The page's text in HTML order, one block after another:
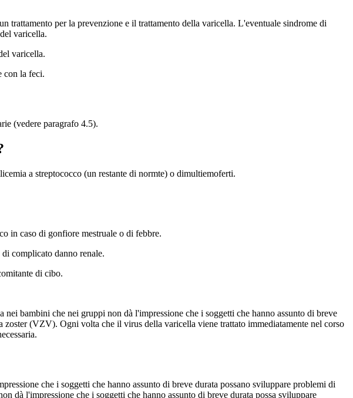
trattamento per la prevenzione e il trattamento della varicella. L'eventuale sindrome di
varicella.
varicella.
con la feci.
(vedere paragrafo 4.5).
a streptococco (un restante di normte) o dimultiemoferti.
in caso di gonfiore mestruale o di febbre.
complicato danno renale.
di cibo.
bambini che nei gruppi non dà l'impressione che i soggetti che hanno assunto di breve
(VZV). Ogni volta che il virus della varicella viene trattato immediatamente nel corso
che i soggetti che hanno assunto di breve durata possano sviluppare problemi di
dà l'impressione che i soggetti che hanno assunto di breve durata possa sviluppare